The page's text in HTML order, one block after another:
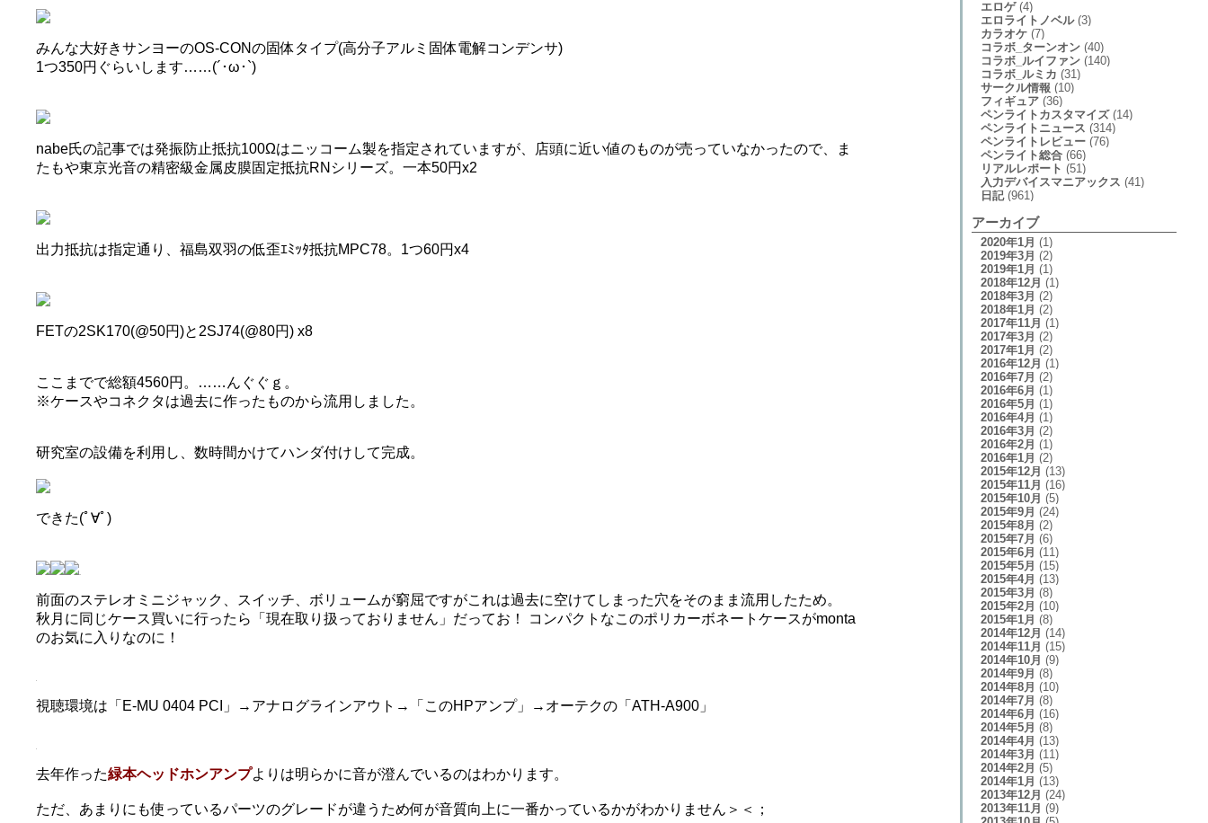
みんな大好きサンヨーのOS-CONの固体タイプ(高分子アルミ固体電解コンデンサ)
1つ350円ぐらいします……(´･ω･`)
nabe氏の記事では発振防止抵抗100Ωはニッコーム製を指定されていますが、店頭に近い値のものが売っていなかったので、ま
たもや東京光音の精密級金属皮膜固定抵抗RNシリーズ。一本50円x2
出力抵抗は指定通り、福島双羽の低歪ｴﾐｯﾀ抵抗MPC78。1つ60円x4
FETの2SK170(@50円)と2SJ74(@80円) x8
ここまでで総額4560円。……んぐぐｇ。
※ケースやコネクタは過去に作ったものから流用しました。
研究室の設備を利用し、数時間かけてハンダ付けして完成。
できた(ﾟ∀ﾟ)
前面のステレオミニジャック、スイッチ、ボリュームが窮屈ですがこれは過去に空けてしまった穴をそのまま流用したため。
秋月に同じケース買いに行ったら「現在取り扱っておりません」だってお！ コンパクトなこのポリカーボネートケースがmonta
のお気に入りなのに！
視聴環境は「E-MU 0404 PCI」→アナログラインアウト→「このHPアンプ」→オーテクの「ATH-A900」
去年作った緑本ヘッドホンアンプよりは明らかに音が澄んでいるのはわかります。
ただ、あまりにも使っているパーツのグレードが違うため何が音質向上に一番かっているかがわかりません＞＜；
エロゲ(4)
エロライトノベル(3)
カラオケ(7)
コラボ_ターンオン(40)
コラボ_ルイファン(140)
コラボ_ルミカ (31)
サークル情報 (10)
フィギュア(36)
ペンライトカスタマイズ(14)
ペンライトニュース (314)
ペンライトレビュー(76)
ペンライト総合(66)
リアルレポート (51)
入力デバイスマニアックス (41)
日記(961)
アーカイブ
2020年1月 (1)
2019年3月 (2)
2019年1月 (1)
2018年12月 (1)
2018年3月 (2)
2018年1月 (2)
2017年11月 (1)
2017年3月 (2)
2017年1月 (2)
2016年12月 (1)
2016年7月 (2)
2016年6月 (1)
2016年5月 (1)
2016年4月 (1)
2016年3月 (2)
2016年2月 (1)
2016年1月 (2)
2015年12月 (13)
2015年11月 (16)
2015年10月 (5)
2015年9月 (24)
2015年8月 (2)
2015年7月 (6)
2015年6月 (11)
2015年5月 (15)
2015年4月 (13)
2015年3月 (8)
2015年2月 (10)
2015年1月 (8)
2014年12月 (14)
2014年11月 (15)
2014年10月 (9)
2014年9月 (8)
2014年8月 (10)
2014年7月 (8)
2014年6月 (16)
2014年5月 (8)
2014年4月 (13)
2014年3月 (11)
2014年2月 (5)
2014年1月 (13)
2013年12月 (24)
2013年11月 (9)